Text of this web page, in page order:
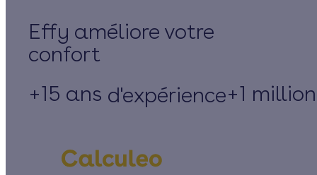
Effy
+15 ans d'expérience+1